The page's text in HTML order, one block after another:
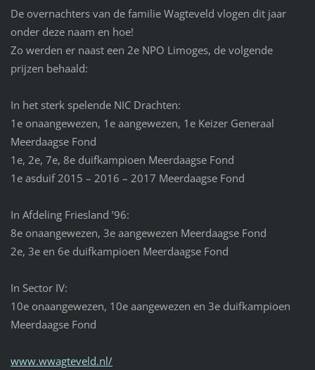
De overnachters van de familie Wagteveld vlogen dit jaar
onder deze naam en hoe!
Zo werden er naast een 2e NPO Limoges, de volgende
prijzen behaald:
In het sterk spelende NIC Drachten:
1e onaangewezen, 1e aangewezen, 1e Keizer Generaal
Meerdaagse Fond
1e, 2e, 7e, 8e duifkampioen Meerdaagse Fond
1e asduif 2015 – 2016 – 2017 Meerdaagse Fond
In Afdeling Friesland ’96:
8e onaangewezen, 3e aangewezen Meerdaagse Fond
2e, 3e en 6e duifkampioen Meerdaagse Fond
In Sector IV:
10e onaangewezen, 10e aangewezen en 3e duifkampioen
Meerdaagse Fond
www.wwagteveld.nl/